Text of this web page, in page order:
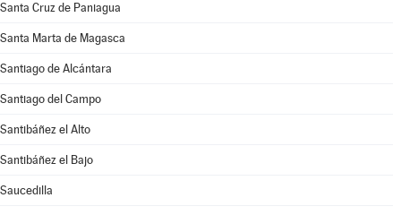
Santa Cruz de Paniagua
Santa Marta de Magasca
Santiago de Alcántara
Santiago del Campo
Santibáñez el Alto
Santibáñez el Bajo
Saucedilla